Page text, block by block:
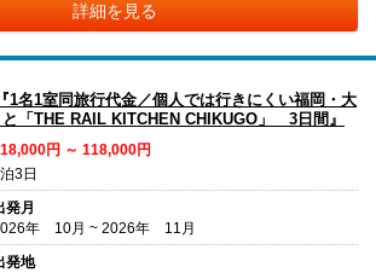
詳細を見る
1名1室同旅行代金／個人では行きにくい福岡・大
「THE RAIL KITCHEN CHIKUGO」 3日間』
円 ～ 118,000円
3日
発月
年 10月 ~ 2026年 11月
発地